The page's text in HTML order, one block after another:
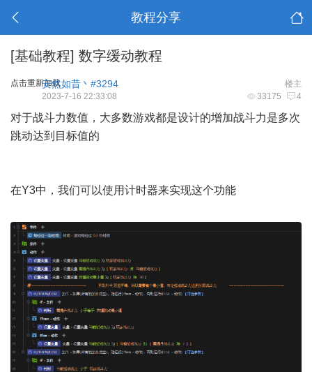
教程分享
[基础教程] 数字缓动教程
点击重新加载 楼主
安然如昔丶#3294
33175 4
2023-7-16 22:33:08
对于战斗力数值，大多数游戏都是设计的增加战斗力是多次
跳动达到目标值的
在Y3中，我们可以使用计时器来实现这个功能